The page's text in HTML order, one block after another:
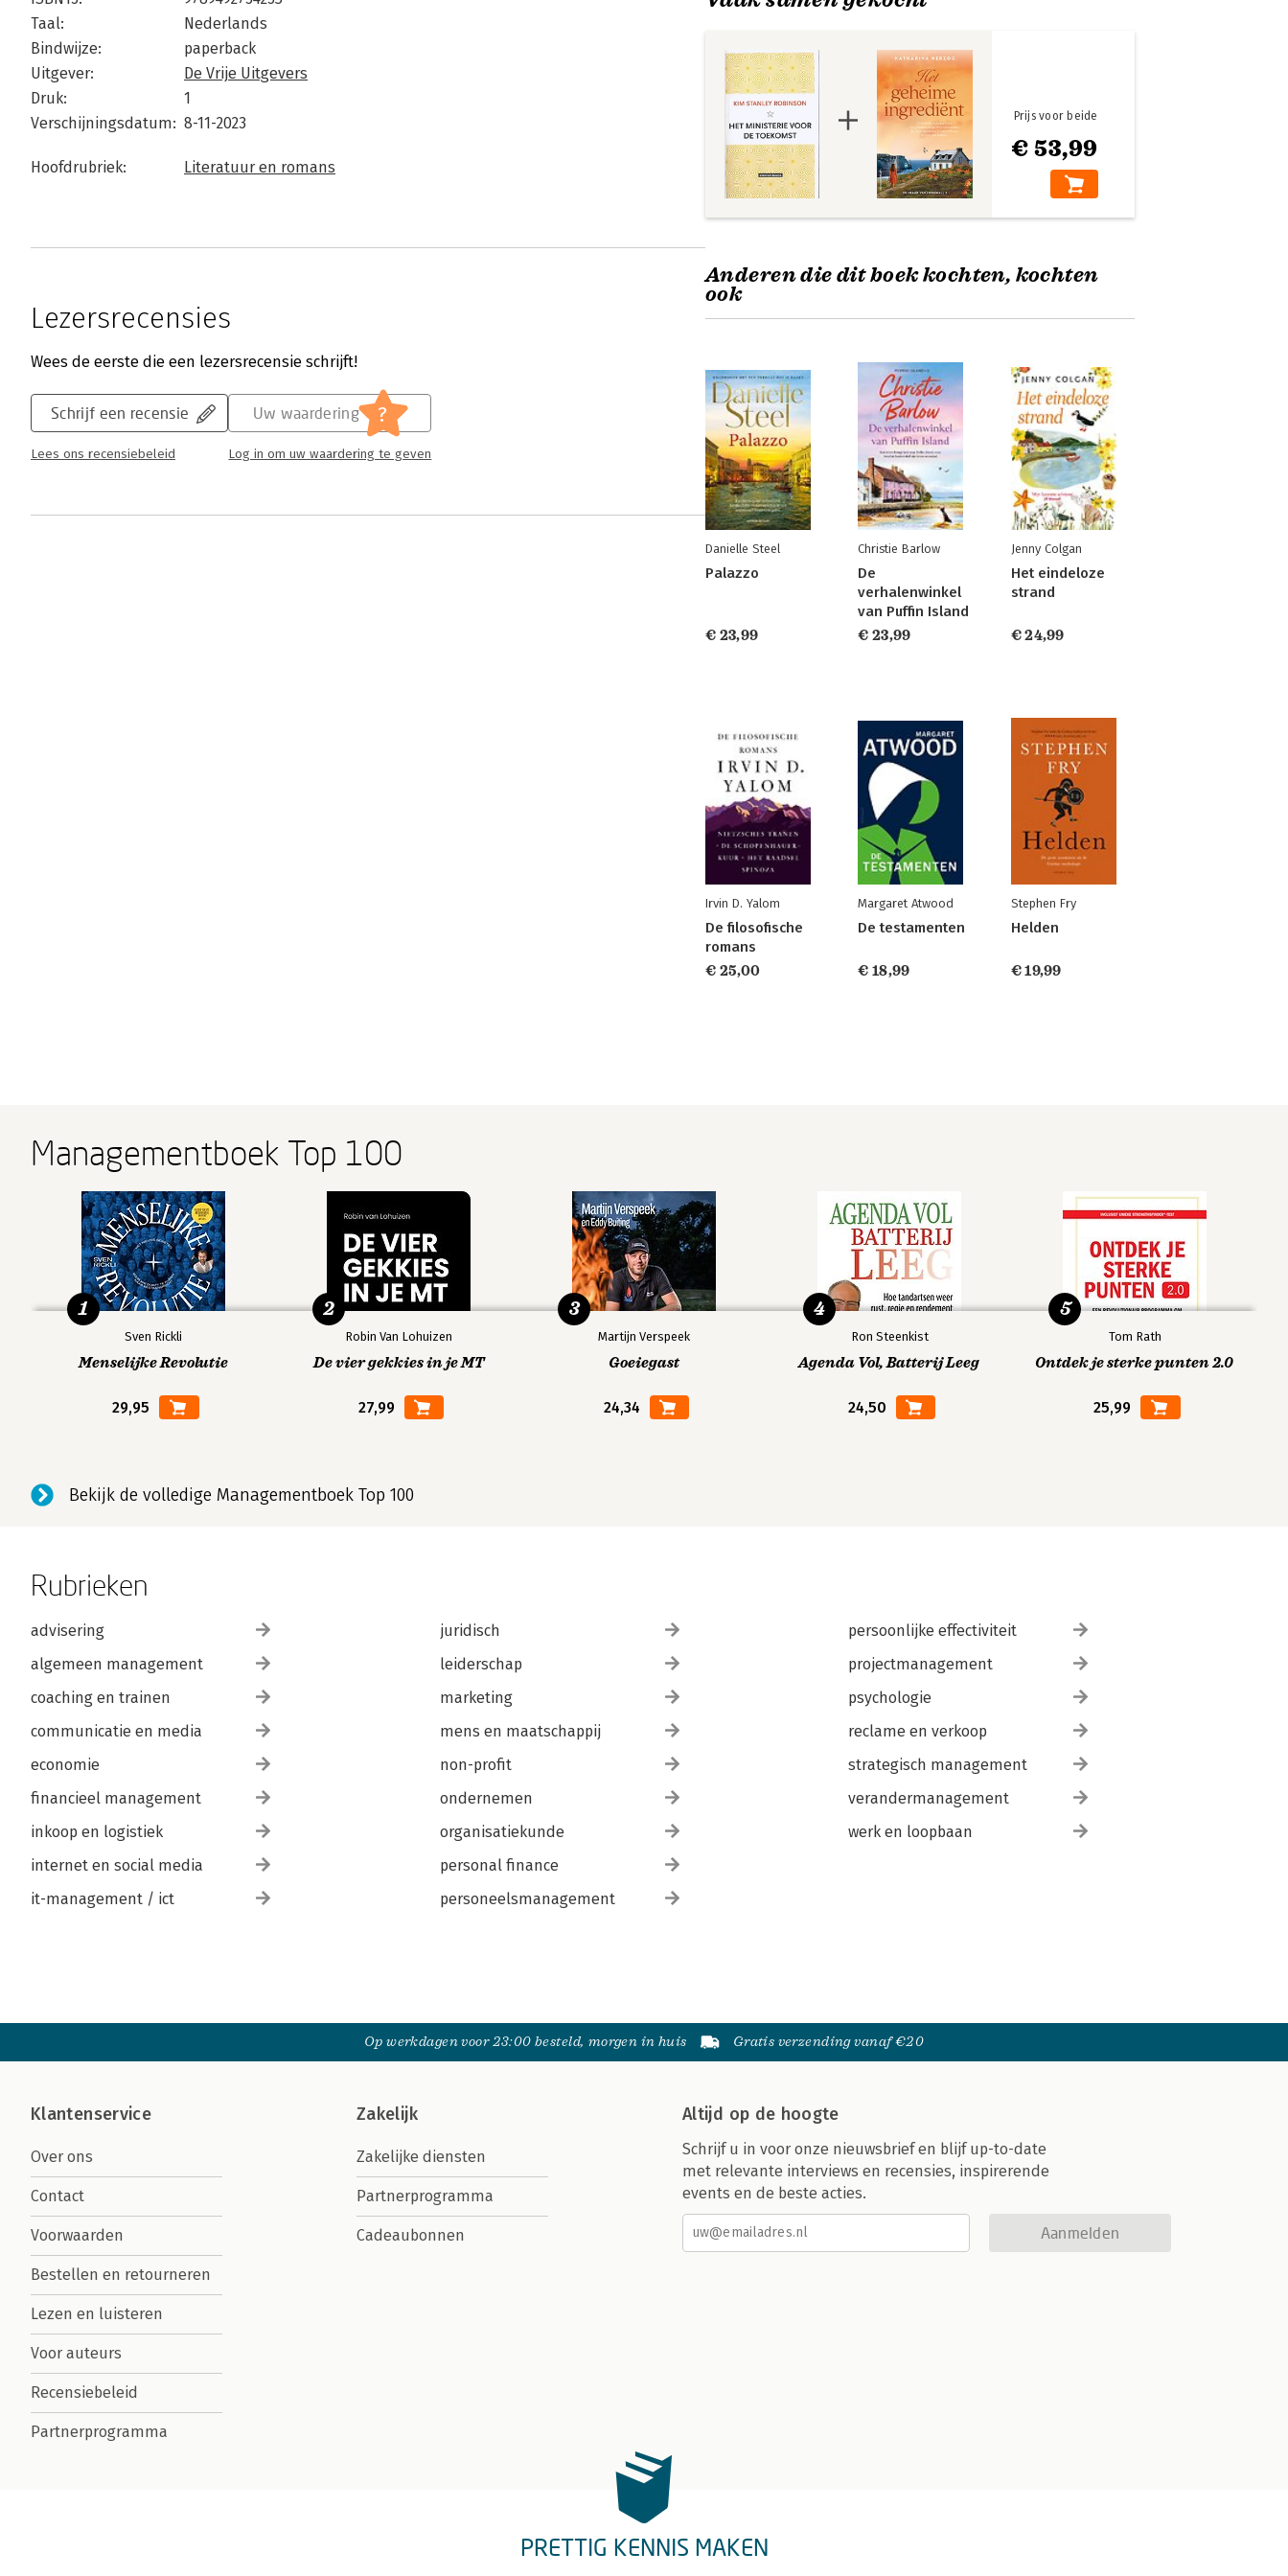
Taal:
Nederlands
Bindwijze:
paperback
Uitgever:
De Vrije Uitgevers
Druk:
1
Verschijningsdatum: 8-11-2023
Hoofdrubriek: Literatuur en romans
Lezersrecensies
Wees de eerste die een lezersrecensie schrijft!
Schrijf een recensie
Lees ons recensiebeleid
Uw waardering ?
Log in om uw waardering te geven
€ 53,99
Prijs voor beide
Anderen die dit boek kochten, kochten
ook
Danielle Steel
Palazzo
€ 23,99
Christie Barlow
De
verhalenwinkel
van Puffin Island
€ 23,99
Jenny Colgan
Het eindeloze
strand
€ 24,99
Irvin D. Yalom
De filosofische
romans
€ 25,00
Margaret Atwood
De testamenten
€ 18,99
Stephen Fry
Helden
€ 19,99
Managementboek Top 100
Sven Rickli
Menselijke Revolutie
29,95
1
Robin Van Lohuizen
De vier gekkies in je MT
27,99
2
Martijn Verspeek
Goeiegast
24,34
3
Ron Steenkist
Agenda Vol, Batterij Leeg
24,50
4
Tom Rath
Ontdek je sterke punten 2.0
25,99
5
Bekijk de volledige Managementboek Top 100
Rubrieken
advisering
algemeen management
coaching en trainen
communicatie en media
economie
financieel management
inkoop en logistiek
internet en social media
it-management / ict
juridisch
leiderschap
marketing
mens en maatschappij
non-profit
ondernemen
organisatiekunde
personal finance
personeelsmanagement
persoonlijke effectiviteit
projectmanagement
psychologie
reclame en verkoop
strategisch management
verandermanagement
werk en loopbaan
Op werkdagen voor 23:00 besteld, morgen in huis Gratis verzending vanaf €20
Klantenservice
Over ons
Contact
Voorwaarden
Bestellen en retourneren
Lezen en luisteren
Voor auteurs
Recensiebeleid
Partnerprogramma
Zakelijk
Zakelijke diensten
Partnerprogramma
Cadeaubonnen
Altijd op de hoogte
Schrijf u in voor onze nieuwsbrief en blijf up-to-date
met relevante interviews en recensies, inspirerende
events en de beste acties.
Aanmelden
PRETTIG KENNIS MAKEN